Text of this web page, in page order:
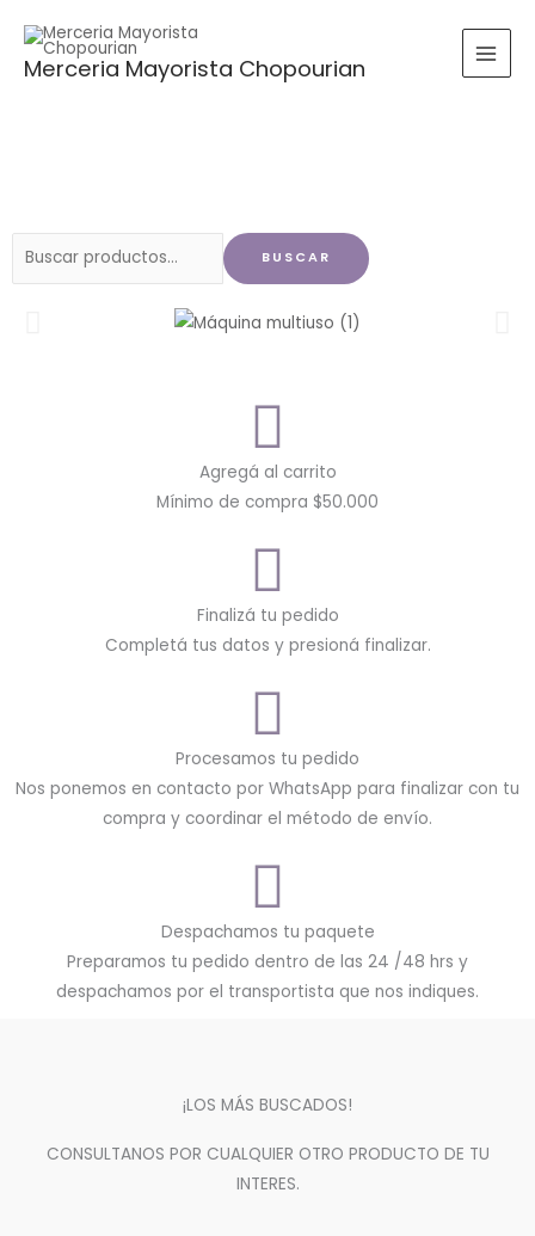
contenido
Merceria Mayorista Chopourian
Buscar
BUSCAR
Agregá al carrito
Mínimo de compra $50.000
Finalizá tu pedido
Completá tus datos y presioná finalizar.
Procesamos tu pedido
Nos ponemos en contacto por WhatsApp para finalizar con tu
compra y coordinar el método de envío.
Despachamos tu paquete
Preparamos tu pedido dentro de las 24 /48 hrs y
despachamos por el transportista que nos indiques.
¡LOS MÁS BUSCADOS!
CONSULTANOS POR CUALQUIER OTRO PRODUCTO DE TU
INTERES.